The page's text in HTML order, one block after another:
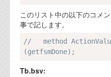
このリスト中の以下のコメ
事で記します。
//   method
(getfsmDone);
Tb.bsv: